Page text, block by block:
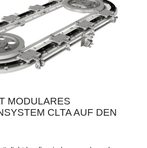
MODULARES
CLTA AUF DEN